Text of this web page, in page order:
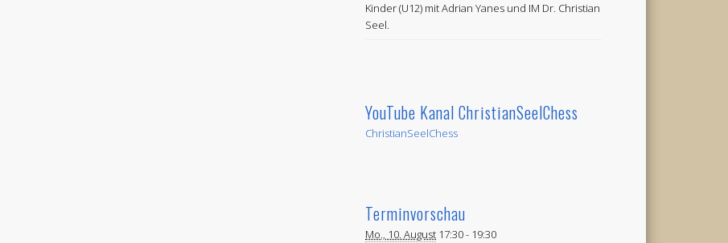
Kinder (U12) mit Adrian Yanes und IM Dr. Christian
Seel.
YouTube Kanal ChristianSeelChess
ChristianSeelChess
Terminvorschau
Mo., 10. August 17:30 - 19:30